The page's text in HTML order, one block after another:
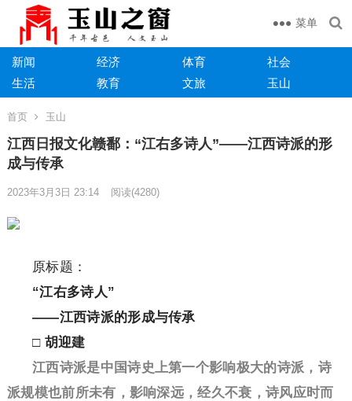
菜单
新闻 经济 体育
社会
生活
教育 文旅 玉山
首页 玉山
江西日报文化赣鄱：“江右多诗人”——江西诗派的形
成与传承
2023年3月3日 23:14 阅读(4280)
原标题：
“江右多诗人”
——江西诗派的形成与传承
□ 胡迎建
江西诗派是中国诗史上第一个影响极大的诗派，诗
派规模也前所未有，影响深远，经久不衰，诗风应时而